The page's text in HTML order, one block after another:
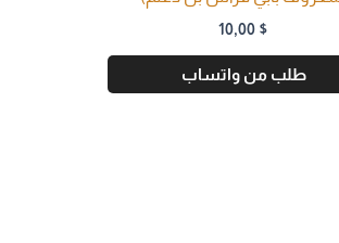
10,00 $
طلب من واتساب